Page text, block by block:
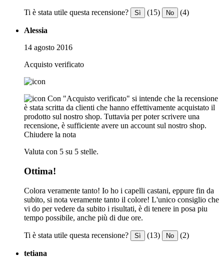
Ti è stata utile questa recensione? Sì (15) No (4)
Alessia
14 agosto 2016
Acquisto verificato
Con "Acquisto verificato" si intende che la recensione
è stata scritta da clienti che hanno effettivamente acquistato il
prodotto sul nostro shop. Tuttavia per poter scrivere una
recensione, è sufficiente avere un account sul nostro shop.
Chiudere la nota
Valuta con 5 su 5 stelle.
Ottima!
Colora veramente tanto! Io ho i capelli castani, eppure fin da
subito, si nota veramente tanto il colore! L'unico consiglio che
vi do per vedere da subito i risultati, è di tenere in posa piu
tempo possibile, anche più di due ore.
Ti è stata utile questa recensione? Sì (13) No (2)
tetiana